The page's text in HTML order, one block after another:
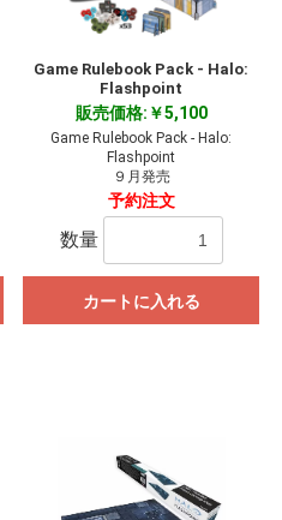
Game Rulebook Pack - Halo:
Flashpoint
販売価格:￥5,100
Game Rulebook Pack - Halo:
Flashpoint
９月発売
予約注文
数量
カートに入れる
カートへ進む